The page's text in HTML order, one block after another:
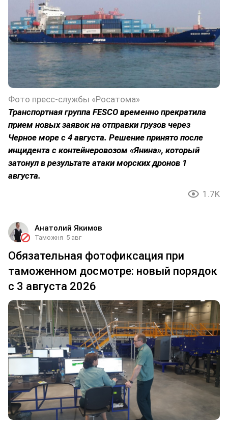
Фото пресс-службы «Росатома»
Транспортная группа FESCO временно прекратила
прием новых заявок на отправки грузов через
Черное море с 4 августа. Решение принято после
инцидента с контейнеровозом «Янина», который
затонул в результате атаки морских дронов 1
августа.
1.7K
Анатолий Якимов
Таможня 5 авг
Обязательная фотофиксация при
таможенном досмотре: новый порядок
с 3 августа 2026